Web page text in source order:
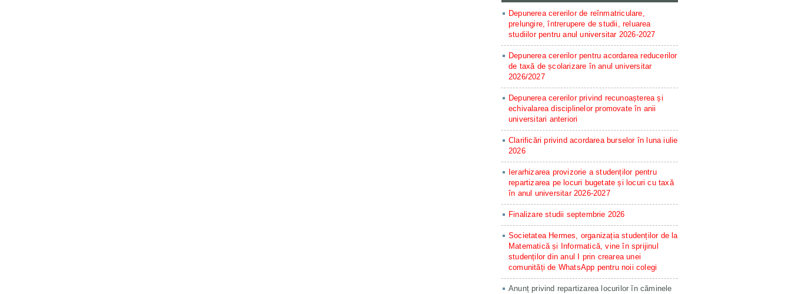
Depunerea cererilor de reînmatriculare,
prelungire, întrerupere de studii, reluarea
studiilor pentru anul universitar 2026-2027
Depunerea cererilor pentru acordarea reducerilor
de taxă de școlarizare în anul universitar
2026/2027
Depunerea cererilor privind recunoașterea și
echivalarea disciplinelor promovate în anii
universitari anteriori
Clarificări privind acordarea burselor în luna iulie
2026
Ierarhizarea provizorie a studenților pentru
repartizarea pe locuri bugetate și locuri cu taxă
în anul universitar 2026-2027
Finalizare studii septembrie 2026
Societatea Hermes, organizația studenților de la
Matematică și Informatică, vine în sprijinul
studenților din anul I prin crearea unei
comunități de WhatsApp pentru noii colegi
Anunț privind repartizarea locurilor în căminele